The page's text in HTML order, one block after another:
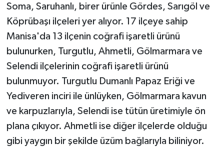
Soma, Saruhanlı, birer ürünle Gördes, Sarıgöl ve
Köprübaşı ilçeleri yer alıyor. 17 ilçeye sahip
Manisa'da 13 ilçenin coğrafi işaretli ürünü
bulunurken, Turgutlu, Ahmetli, Gölmarmara ve
Selendi ilçelerinin coğrafi işaretli ürünü
bulunmuyor. Turgutlu Dumanlı Papaz Eriği ve
Yediveren inciri ile ünlüyken, Gölmarmara kavun
ve karpuzlarıyla, Selendi ise tütün üretimiyle ön
plana çıkıyor. Ahmetli ise diğer ilçelerde olduğu
gibi yaygın bir şekilde üzüm bağlarıyla biliniyor.